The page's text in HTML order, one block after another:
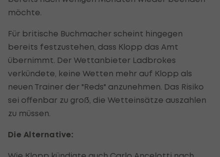
möchte.
Für britische Buchmacher scheint hingegen
bereits festzustehen, dass Klopp das Amt
übernimmt. Der Wettanbieter Ladbrokes
verkündete, keine Wetten mehr auf Klopp als
neuen Trainer der "Reds" anzunehmen. Das Risiko
sei offenbar zu groß, die Wetteinsätze auszahlen
zu müssen.
Die Alternative: